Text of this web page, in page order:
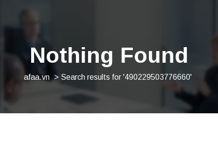
Nothing Found
afaa.vn > Search results for '490229503776660'